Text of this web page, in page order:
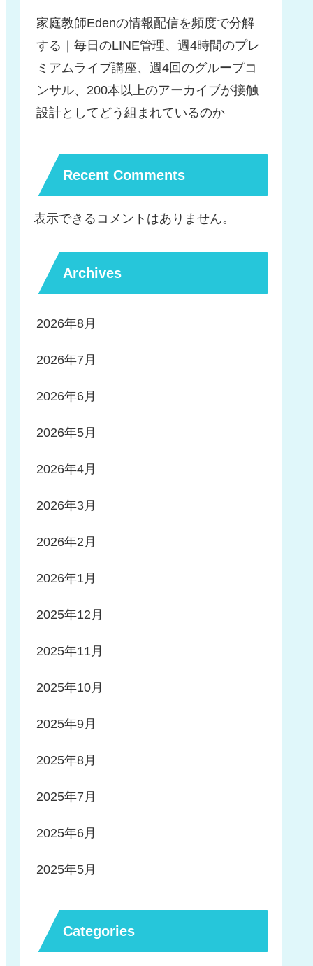
家庭教師Edenの情報配信を頻度で分解
する｜毎日のLINE管理、週4時間のプレ
ミアムライブ講座、週4回のグループコ
ンサル、200本以上のアーカイブが接触
設計としてどう組まれているのか
Recent Comments
表示できるコメントはありません。
Archives
2026年8月
2026年7月
2026年6月
2026年5月
2026年4月
2026年3月
2026年2月
2026年1月
2025年12月
2025年11月
2025年10月
2025年9月
2025年8月
2025年7月
2025年6月
2025年5月
Categories